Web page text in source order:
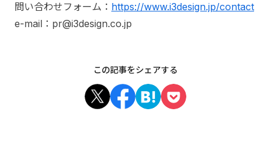
問い合わせフォーム： https://www.i3design.jp/contact
e-mail：pr@i3design.co.jp
この記事をシェアする